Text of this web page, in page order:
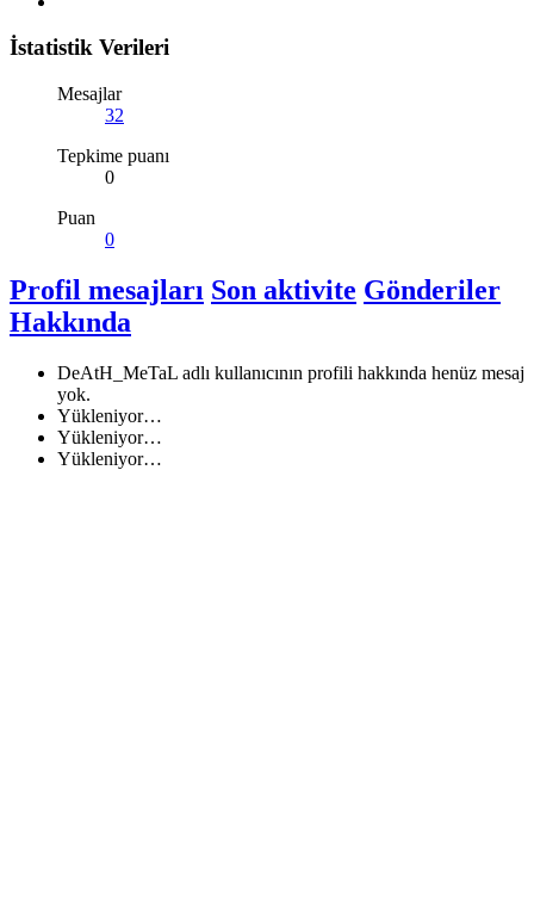
İstatistik Verileri
Mesajlar
32
Tepkime puanı
0
Puan
0
Profil mesajları Son aktivite Gönderiler
Hakkında
DeAtH_MeTaL adlı kullanıcının profili hakkında henüz mesaj
yok.
Yükleniyor…
Yükleniyor…
Yükleniyor…